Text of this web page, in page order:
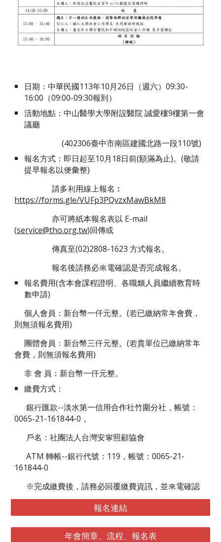
日期：中華民國113年10月26日（週六）09:30-
16:00（09:00-09:30報到）
活動地點：中山醫學大學附設醫院 誠愛樓9樓第一會
議廳
(402306臺中市南區建國北路一段110號)
報名方式：即日起至10月18日前(額滿為止)。(敬請
提早報名以便彙整)
請多利用線上報名︰
https://forms.gle/VUFp3PQvzxMawBkM8
亦可將紙本報名表以 E-mail
(service@tho.org.tw)回傳或
傳真至(02)2808-1623 方式報名。
報名後請務必來電確認是否完成報名。
報名費用(含本會課程證明、各職類人員繼續教育時
數申請)
個人會員：新台幣一仟元整。(若已繳納常年會費，
則無須報名費用)
團體會員：新台幣三仟元整。(若貴單位已繳納常年
會費，則無須報名費用)
非 會 員：新台幣一仟元整。
繳費方式：
銀行匯款--淡水第一信用合作社竹圍分社，帳號：
0065-21-161844-0，
戶名：社團法人台灣安寧照顧協會
ATM 轉帳--銀行代號：119，帳號：0065-21-
161844-0
※完成繳費後，請務必回覆繳費資訊，並來電確認
報名連結
年會簡章、流程、報名表